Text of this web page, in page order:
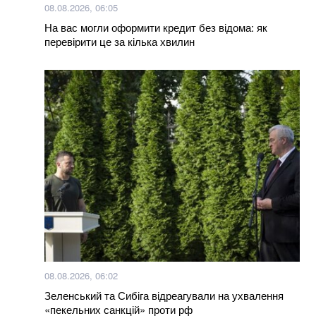
08.08.2026, 06:05
На вас могли оформити кредит без відома: як
перевірити це за кілька хвилин
08.08.2026, 06:02
Зеленський та Сибіга відреагували на ухвалення
«пекельних санкцій» проти рф